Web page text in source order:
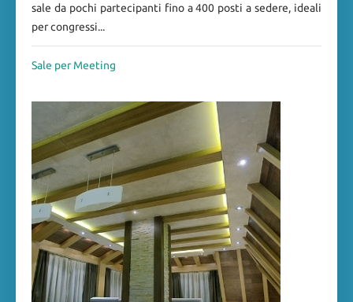
sale da pochi partecipanti fino a 400 posti a sedere, ideali
per congressi...
Sale per Meeting